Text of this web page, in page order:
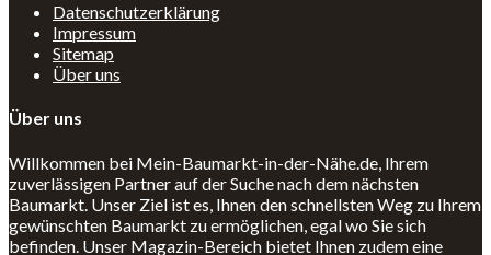
Datenschutzerklärung
Impressum
Sitemap
Über uns
Über uns
Willkommen bei Mein-Baumarkt-in-der-Nähe.de, Ihrem
zuverlässigen Partner auf der Suche nach dem nächsten
Baumarkt. Unser Ziel ist es, Ihnen den schnellsten Weg zu Ihrem
gewünschten Baumarkt zu ermöglichen, egal wo Sie sich
befinden. Unser Magazin-Bereich bietet Ihnen zudem eine